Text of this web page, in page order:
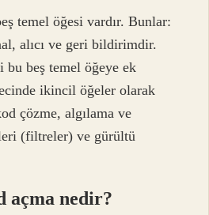
temel öğesi vardır. Bunlar:
alıcı ve geri bildirimdir.
beş temel öğeye ek
ikincil öğeler olarak
çözme, algılama ve
(filtreler) ve gürültü
açma nedir?